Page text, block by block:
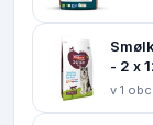
- 2 x
v 1